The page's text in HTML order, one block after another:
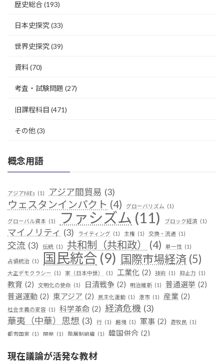
歴史総合(193)
日本史探究(33)
世界史探究(39)
資料(70)
考査・試験問題 (27)
旧課程科目 (471)
その他(3)
概念用語
アジアNIEs (1) アジア間貿易 (3)
ウェスタンインパクト (4) グローバリズム (1)
グローバル資本 (1) ファシズム (11) ブロック経済 (1)
マイノリティ (3) ライティング (1) 主権 (1) 交換・流通 (1)
交流 (3) 伝統 (1) 共和制（共和政） (4) 単一性 (1)
占領統治 (1) 国民統合 (9) 国際市場経済 (5)
大正デモクラシー (1) 家（日本中世） (1) 工業化 (2) 技術 (1) 抑止力 (1)
教育 (2) 文明化の使命 (1) 日清戦争 (2) 明治維新 (1) 普通選挙 (2)
普選運動 (2) 東アジア (2) 民主化運動 (1) 港市 (1) 産業 (2)
社会主義の変容 (1) 科学革命 (2) 経済危機 (3)
華夷（中華）思想 (3) 行 (1) 越境 (1) 軍事 (2) 遊牧民 (1)
都市国家 (1) 開発 (1) 階層制組織 (1) 韓国併合 (2)
現在議論が活発な教材